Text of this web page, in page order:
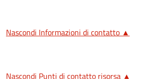
Nascondi Informazioni di contatto ▲
Nascondi Punti di contatto risorsa ▲